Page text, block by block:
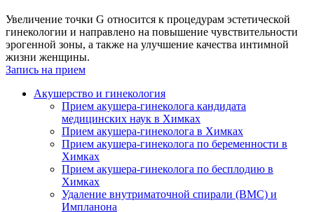
Увеличение точки G относится к процедурам эстетической
гинекологии и направлено на повышение чувствительности
эрогенной зоны, а также на улучшение качества интимной
жизни женщины.
Запись на прием
Акушерство и гинекология
Прием акушера-гинеколога кандидата
медицинских наук в Химках
Прием акушера-гинеколога в Химках
Прием акушера-гинеколога по беременности в
Химках
Прием акушера-гинеколога по бесплодию в
Химках
Удаление внутриматочной спирали (ВМС) и
Импланона